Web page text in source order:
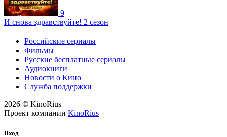
9
И снова здравствуйте! 2 сезон
Российские сериалы
Фильмы
Русские бесплатные сериалы
Аудиокниги
Новости о Кино
Служба поддержки
2026 © KinoRius
Проект компании KinoRius
Вход